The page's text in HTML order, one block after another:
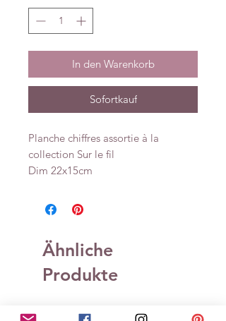
In den Warenkorb
Sofortkauf
Planche chiffres assortie à la
collection Sur le fil
Dim 22x15cm
Ähnliche
Produkte